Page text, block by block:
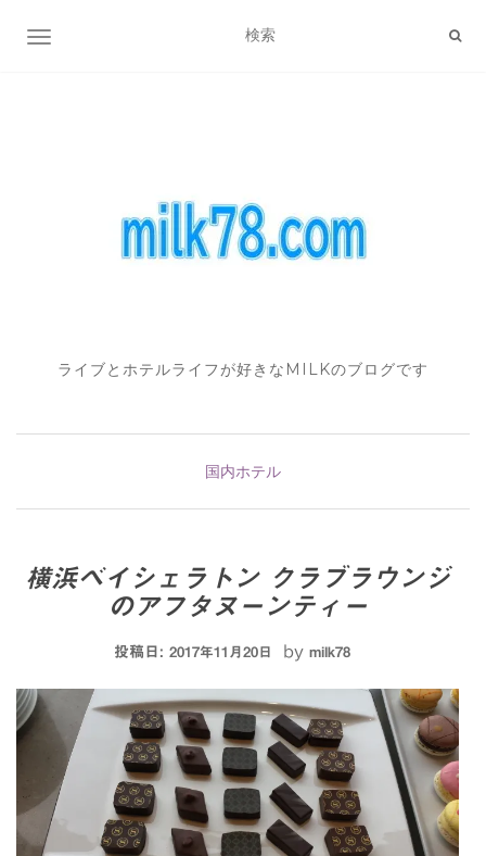
ナビゲーション切り替え
ライブとホテルライフが好きなMILKのブログです
国内ホテル
横浜ベイシェラトン クラブラウンジ
のアフタヌーンティー
投稿日: 2017年11月20日 by milk78